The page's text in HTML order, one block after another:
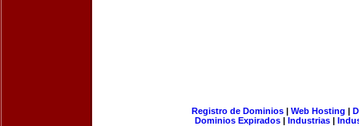
Registro de Dominios| Web Hosting |
Dominios Expirados | Industrias |